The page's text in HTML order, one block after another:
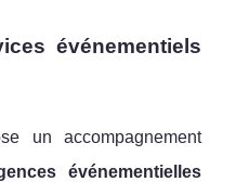
événementiels
un accompagnement
événementielles